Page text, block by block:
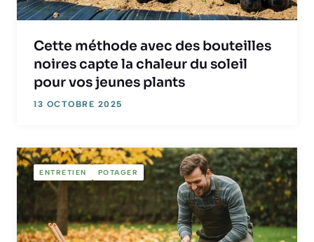
Cette méthode avec des bouteilles
noires capte la chaleur du soleil
pour vos jeunes plants
13 OCTOBRE 2025
ENTRETIEN POTAGER